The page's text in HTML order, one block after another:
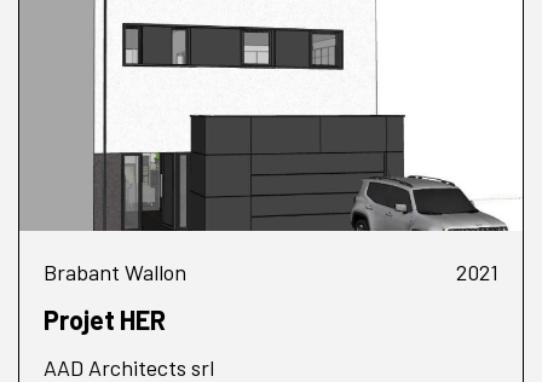
Brabant Wallon 2021
Projet HER
AAD Architects srl